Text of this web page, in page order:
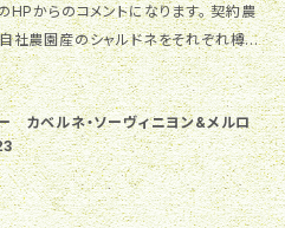
からのコメントになります。 契約農
社農園産のシャルドネをそれぞれ樽熟
ンスよくブレンド。白い花、白桃、シトラ
などの爽やかで甘い香り。ミネラル感など
ミーな味わいとなっております。 202
ル銅賞受賞 商品スペック 商品
原料葡萄 シャルドネ(契約農家) ブ
カベルネ・ソーヴィニヨン&メルロ